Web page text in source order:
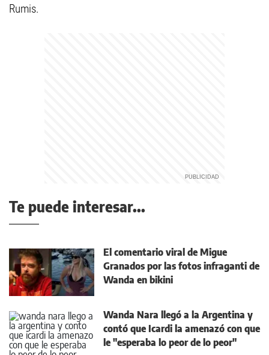
Rumis.
Te puede interesar...
El comentario viral de Migue
Granados por las fotos infraganti de
Wanda en bikini
Wanda Nara llegó a la Argentina y
contó que Icardi la amenazó con que
le "esperaba lo peor de lo peor"